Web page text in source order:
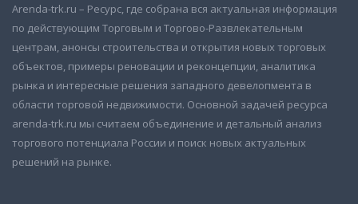
Arenda-trk.ru – Ресурс, где собрана вся актуальная информация
по действующим Торговым и Торгово-Развлекательным
центрам, анонсы строительства и открытия новых торговых
объектов, примеры реновации и реконцепции, аналитика
рынка и интересные решения западного девелопмента в
области торговой недвижимости. Основной задачей ресурса
arenda-trk.ru мы считаем объединение и детальный анализ
торгового потенциала России и поиск новых актуальных
решений на рынке.